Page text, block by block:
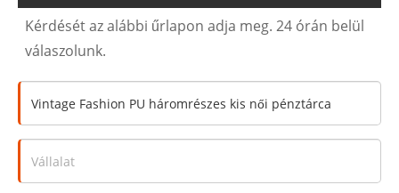
Kérdését az alábbi űrlapon adja meg. 24 órán belül
válaszolunk.